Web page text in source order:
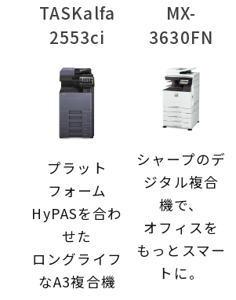
TASKalfa
2553ci
プラット
フォーム
HyPASを合わ
せた
ロングライフ
なA3複合機
MX-
3630FN
シャープのデ
ジタル複合
機で、
オフィスを
もっとスマー
トに。